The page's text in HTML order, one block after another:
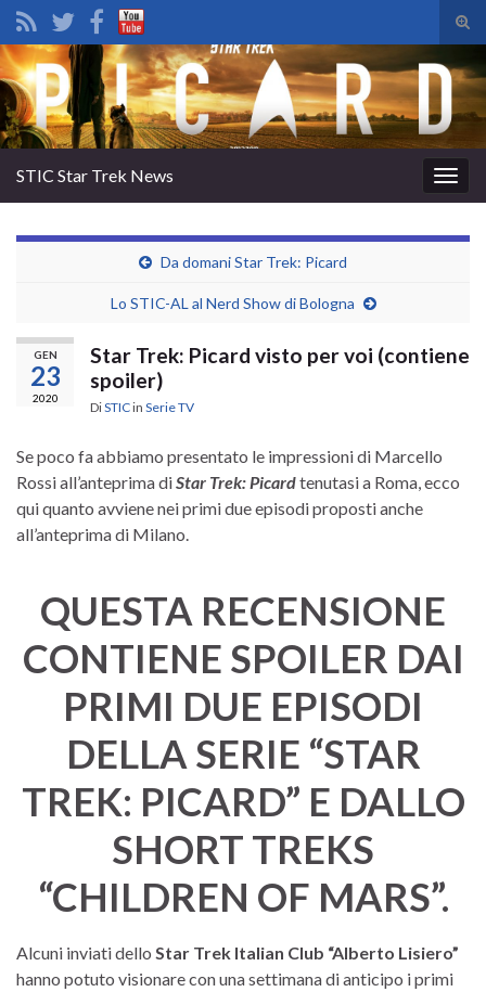
il
di
Search for:
la
STIC Star Trek News
Da domani Star Trek: Picard
Lo STIC-AL al Nerd Show di Bologna
GEN
23
2020
Star Trek: Picard visto per voi (contiene
spoiler)
DiSTICin Serie TV
Se poco fa abbiamo presentato le impressioni di Marcello
Rossi all’anteprima diStar Trek: Picardtenutasi a Roma, ecco
qui quanto avviene nei primi due episodi proposti anche
all’anteprima di Milano.
QUESTA RECENSIONE
CONTIENE SPOILER DAI
PRIMI DUE EPISODI
DELLA SERIE “STAR
TREK: PICARD” E DALLO
SHORT TREKS
“CHILDREN OF MARS”.
Alcuni inviati dello Star Trek Italian Club “Alberto Lisiero”
hanno potuto visionare con una settimana di anticipo i primi